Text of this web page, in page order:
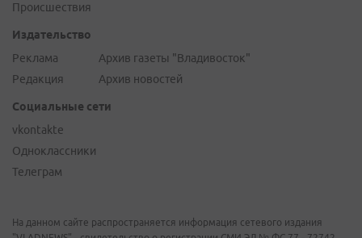
Происшествия
Издательство
Реклама
Редакция
Архив газеты "Владивосток"
Архив новостей
Социальные сети
vkontakte
Одноклассники
Телеграм
На данном сайте распространяется информация сетевого издания